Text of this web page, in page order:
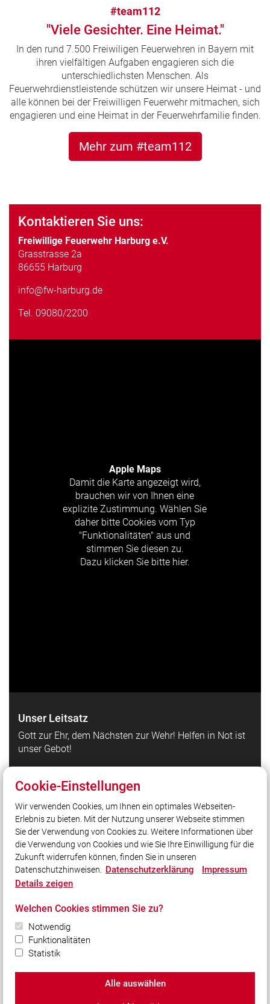
#team112
"Viele Gesichter. Eine Heimat."
In den rund 7.500 Freiwiligen Feuerwehren in Bayern mit
ihren vielfältigen Aufgaben engagieren sich die
unterschiedlichsten Menschen. Als
Feuerwehrdienstleistende schützen wir unsere Heimat - und
alle können bei der Freiwilligen Feuerwehr mitmachen, sich
engagieren und eine Heimat in der Feuerwehrfamilie finden.
Mehr zum #team112
Kontaktieren Sie uns:
Freiwillige Feuerwehr Harburg e.V.
Grasstrasse 2a
86655 Harburg
info@fw-harburg.de
Tel. 09080/2200
Apple Maps
Damit die Karte angezeigt wird,
brauchen wir von Ihnen eine
explizite Zustimmung. Wählen Sie
daher bitte Cookies vom Typ
"Funktionalitäten" aus und
stimmen Sie diesen zu.
Dazu klicken Sie bitte hier.
Unser Leitsatz
Gott zur Ehr, dem Nächsten zur Wehr! Helfen in Not ist
unser Gebot!
Quicklinks
LFV Bayern
Quicklink intern
Interner Bereich
Social Media
Bleiben Sie mit uns in Kontakt und vernetzen Sie sich
mit uns!
© 2026 Freiwillige Feuerwehr Harburg e.V.
Cookie-Einstellungen
Wir verwenden Cookies, um Ihnen ein optimales Webseiten-
Erlebnis zu bieten. Mit der Nutzung unserer Webseite stimmen
Sie der Verwendung von Cookies zu. Weitere Informationen über
die Verwendung von Cookies und wie Sie Ihre Einwilligung für die
Zukunft widerrufen können, finden Sie in unseren
Datenschutzhinweisen. Datenschutzerklärung
Impressum
Details zeigen
Welchen Cookies stimmen Sie zu?
Notwendig
Funktionalitäten
Statistik
Alle auswählen